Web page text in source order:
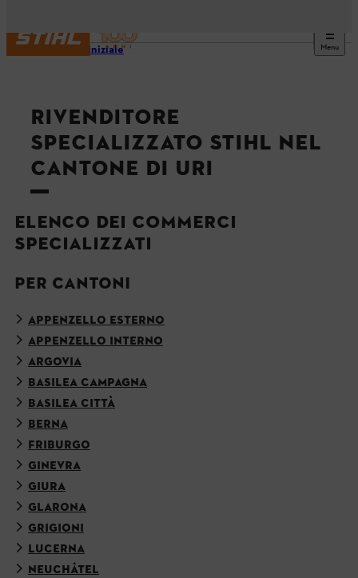
Menu
Pagina iniziale
RIVENDITORE
SPECIALIZZATO STIHL NEL
CANTONE DI URI
ELENCO DEI COMMERCI
SPECIALIZZATI
PER CANTONI
APPENZELLO ESTERNO
APPENZELLO INTERNO
ARGOVIA
BASILEA CAMPAGNA
BASILEA CITTÀ
BERNA
FRIBURGO
GINEVRA
GIURA
GLARONA
GRIGIONI
LUCERNA
NEUCHÂTEL